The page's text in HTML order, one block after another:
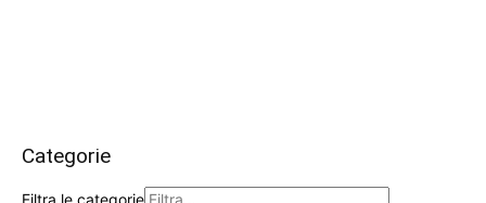
Categorie
Filtra le categorie